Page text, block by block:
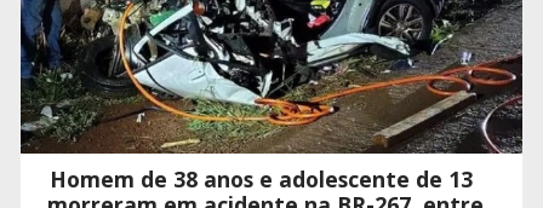
Homem de 38 anos e adolescente de 13